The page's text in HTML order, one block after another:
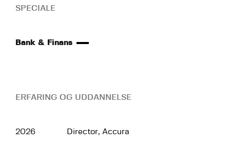
SPECIALE
Bank & Finans
ERFARING OG UDDANNELSE
2026 Director, Accura